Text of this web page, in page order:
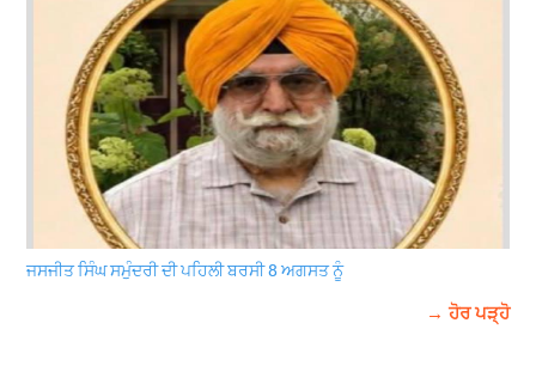
ਜਸਜੀਤ ਸਿੰਘ ਸਮੁੰਦਰੀ ਦੀ ਪਹਿਲੀ ਬਰਸੀ 8 ਅਗਸਤ ਨੂੰ
→ ਹੋਰ ਪੜ੍ਹੋ